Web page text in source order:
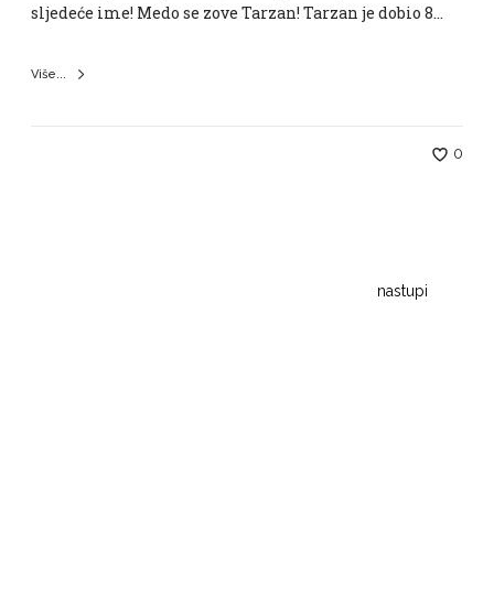
sljedeće ime! Medo se zove Tarzan! Tarzan je dobio 8…
Više...
0
nastupi